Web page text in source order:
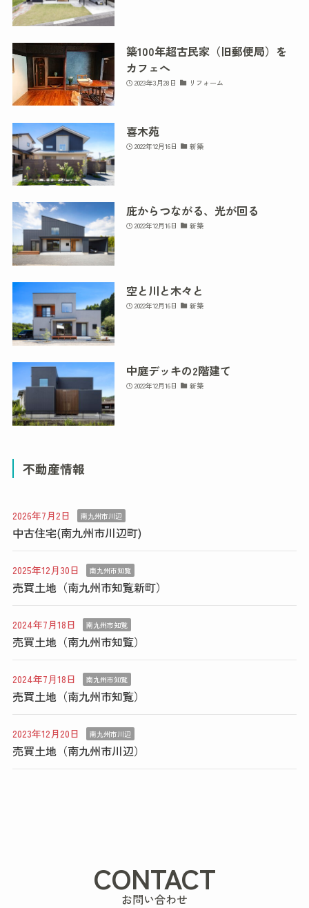
築100年超古民家（旧郵便局）を
カフェへ
2023年3月28日 リフォーム
喜木苑
2022年12月16日 新築
庇からつながる、光が回る
2022年12月16日 新築
空と川と木々と
2022年12月16日 新築
中庭デッキの2階建て
2022年12月16日 新築
不動産情報
2026年7月2日 南九州市川辺
中古住宅(南九州市川辺町)
2025年12月30日 南九州市知覧
売買土地（南九州市知覧新町）
2024年7月18日 南九州市知覧
売買土地（南九州市知覧）
2024年7月18日 南九州市知覧
売買土地（南九州市知覧）
2023年12月20日 南九州市川辺
売買土地（南九州市川辺）
CONTACT
お問い合わせ